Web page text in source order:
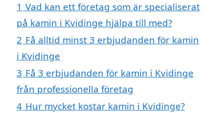
1 Vad kan ett företag som är specialiserat
på kamin i Kvidinge hjälpa till med?
2 Få alltid minst 3 erbjudanden för kamin
i Kvidinge
3 Få 3 erbjudanden för kamin i Kvidinge
från professionella företag
4 Hur mycket kostar kamin i Kvidinge?